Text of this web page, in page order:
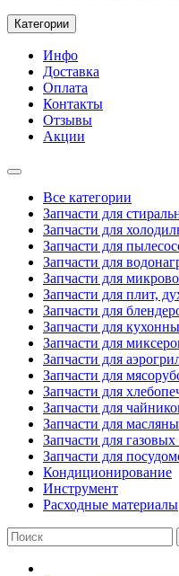
Категории
Инфо
Доставка
Оплата
Контакты
Отзывы
Акции
Все категории
Запчасти для
Запчасти для
Запчасти для
Запчасти для
Запчасти для
Запчасти для плит,
Запчасти для
Запчасти для
Запчасти для
Запчасти для
Запчасти для
Запчасти для
Запчасти для
Запчасти для
Запчасти для
Запчасти для
Кондиционирование
Инструмент
Расходные материалы